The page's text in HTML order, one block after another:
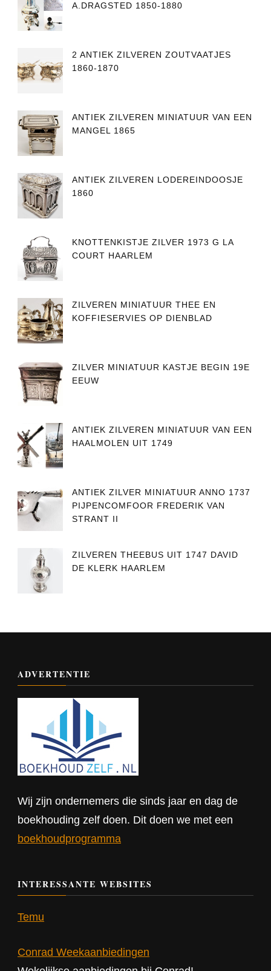
A.DRAGSTED 1850-1880
2 ANTIEK ZILVEREN ZOUTVAATJES
1860-1870
ANTIEK ZILVEREN MINIATUUR VAN EEN
MANGEL 1865
ANTIEK ZILVEREN LODEREINDOOSJE
1860
KNOTTENKISTJE ZILVER 1973 G LA
COURT HAARLEM
ZILVEREN MINIATUUR THEE EN
KOFFIESERVIES OP DIENBLAD
ZILVER MINIATUUR KASTJE BEGIN 19E
EEUW
ANTIEK ZILVEREN MINIATUUR VAN EEN
HAALMOLEN UIT 1749
ANTIEK ZILVER MINIATUUR ANNO 1737
PIJPENCOMFOOR FREDERIK VAN
STRANT II
ZILVEREN THEEBUS UIT 1747 DAVID
DE KLERK HAARLEM
ADVERTENTIE
Wij zijn ondernemers die sinds jaar en dag de
boekhouding zelf doen. Dit doen we met een
boekhoudprogramma
INTERESSANTE WEBSITES
Temu
Conrad Weekaanbiedingen